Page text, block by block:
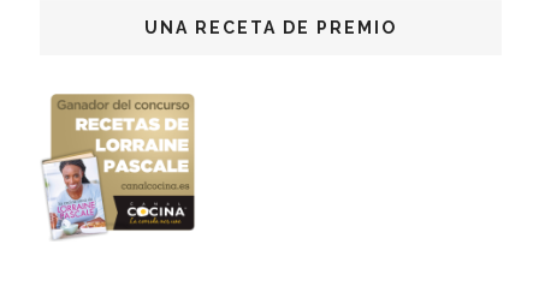
UNA RECETA DE PREMIO